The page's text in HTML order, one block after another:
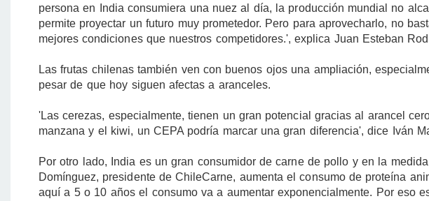
persona en India consumiera una nuez al día, la producción mundial no
permite proyectar un futuro muy prometedor. Pero para aprovecharlo, no
mejores condiciones que nuestros competidores.', explica Juan Esteban
Las frutas chilenas también ven con buenos ojos una ampliación,
pesar de que hoy siguen afectas a aranceles.
'Las cerezas, especialmente, tienen un gran potencial gracias al arancel
manzana y el kiwi, un CEPA podría marcar una gran diferencia', dice Iván
Por otro lado, India es un gran consumidor de carne de pollo y en la
Domínguez, presidente de ChileCarne, aumenta el consumo de proteína
aquí a 5 o 10 años el consumo va a aumentar exponencialmente. Por eso